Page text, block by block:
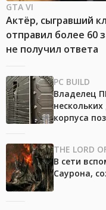
GTA VI
Актёр, сыгравший
отправил более 60
не получил ответа
PC BUILD
Владелец
корпуса
THE LORD
В сети
Саурона,